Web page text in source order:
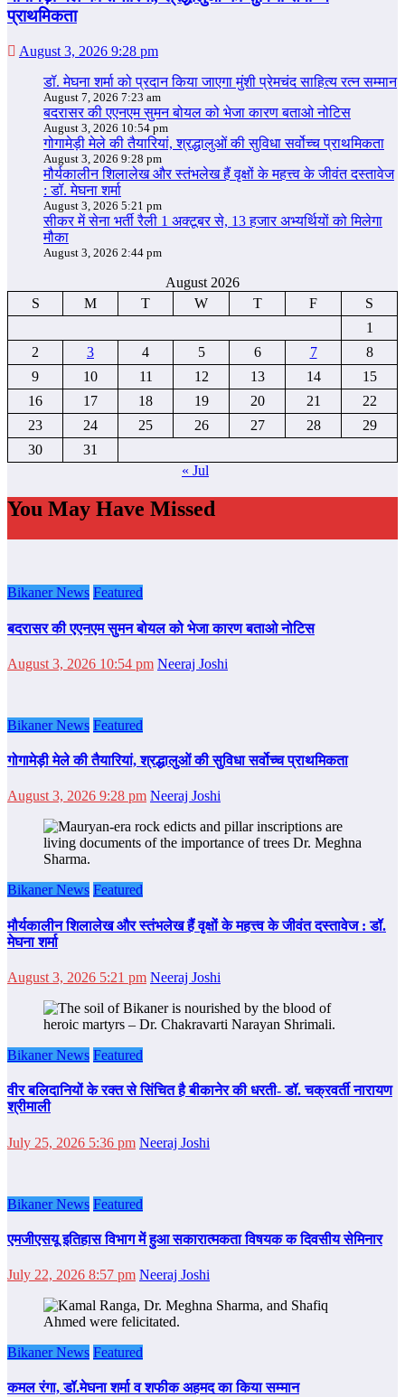
प्राथमिकता
August 3, 2026 9:28 pm
डॉ. मेघना शर्मा को प्रदान किया जाएगा मुंशी प्रेमचंद साहित्य रत्न सम्‍मान
August 7, 2026 7:23 am
बदरासर की एएनएम सुमन बोयल को भेजा कारण बताओ नोटिस
August 3, 2026 10:54 pm
गोगामेड़ी मेले की तैयारियां, श्रद्धालुओं की सुविधा सर्वोच्च प्राथमिकता
August 3, 2026 9:28 pm
मौर्यकालीन शिलालेख और स्तंभलेख हैं वृक्षों के महत्त्व के जीवंत दस्तावेज
: डॉ. मेघना शर्मा
August 3, 2026 5:21 pm
सीकर में सेना भर्ती रैली 1 अक्टूबर से, 13 हजार अभ्यर्थियों को मिलेगा
मौका
August 3, 2026 2:44 pm
August 2026
S
M T W T F
S
1
2
3 4 5 6 7
8
9
10 11 12 13 14
15
16
17 18 19 20 21
22
23
24 25 26 27 28
29
30
31
« Jul
You May Have Missed
Bikaner News Featured
बदरासर की एएनएम सुमन बोयल को भेजा कारण बताओ नोटिस
August 3, 2026 10:54 pm Neeraj Joshi
Bikaner News Featured
गोगामेड़ी मेले की तैयारियां, श्रद्धालुओं की सुविधा सर्वोच्च प्राथमिकता
August 3, 2026 9:28 pm Neeraj Joshi
Bikaner News Featured
मौर्यकालीन शिलालेख और स्तंभलेख हैं वृक्षों के महत्त्व के जीवंत दस्तावेज : डॉ.
मेघना शर्मा
August 3, 2026 5:21 pm Neeraj Joshi
Bikaner News Featured
वीर बलिदानियों के रक्त से सिंचित है बीकानेर की धरती- डॉ. चक्रवर्ती नारायण
श्रीमाली
July 25, 2026 5:36 pm Neeraj Joshi
Bikaner News Featured
एमजीएसयू इतिहास विभाग में हुआ सकारात्मकता विषयक क दिवसीय सेमिनार
July 22, 2026 8:57 pm Neeraj Joshi
Bikaner News Featured
कमल रंगा, डॉ.मेघना शर्मा व शफीक अहमद का किया सम्‍मान